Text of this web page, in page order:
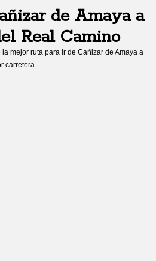
de Amayaa
Real Camino
la mejor ruta para ir deCañizar de Amaya a
carretera.